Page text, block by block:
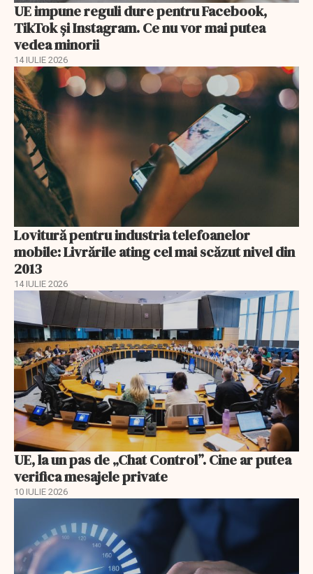
UE impune reguli dure pentru Facebook,
TikTok și Instagram. Ce nu vor mai putea
vedea minorii
14 IULIE 2026
Lovitură pentru industria telefoanelor
mobile: Livrările ating cel mai scăzut nivel din
2013
14 IULIE 2026
UE, la un pas de „Chat Control”. Cine ar putea
verifica mesajele private
10 IULIE 2026